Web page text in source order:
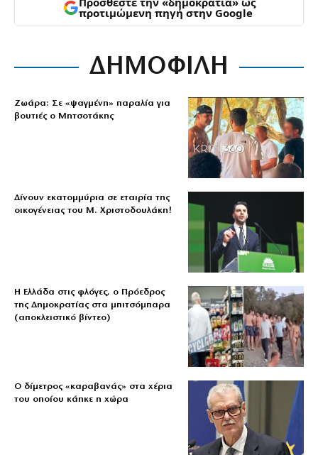
προτιμώμενη πηγή στην Google
ΔΗΜΟΦΙΛΗ
Ζωάρα: Σε «ψαγμένη» παραλία για
βουτιές ο Μητσοτάκης
Δίνουν εκατομμύρια σε εταιρία της
οικογένειας του Μ. Χριστοδουλάκη!
Η Ελλάδα στις φλόγες, ο Πρόεδρος
της Δημοκρατίας στα μπιτσόμπαρα
(αποκλειστικό βίντεο)
Ο δίμετρος «καραβανάς» στα χέρια
του οποίου κάηκε η χώρα